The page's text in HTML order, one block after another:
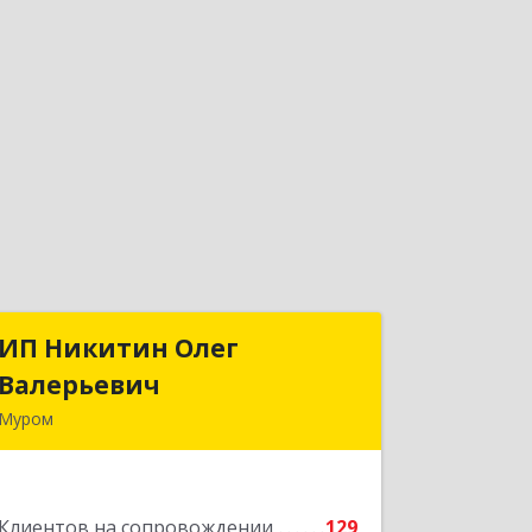
ИП Никитин Олег
Валерьевич
Муром
ИП Никитин Олег